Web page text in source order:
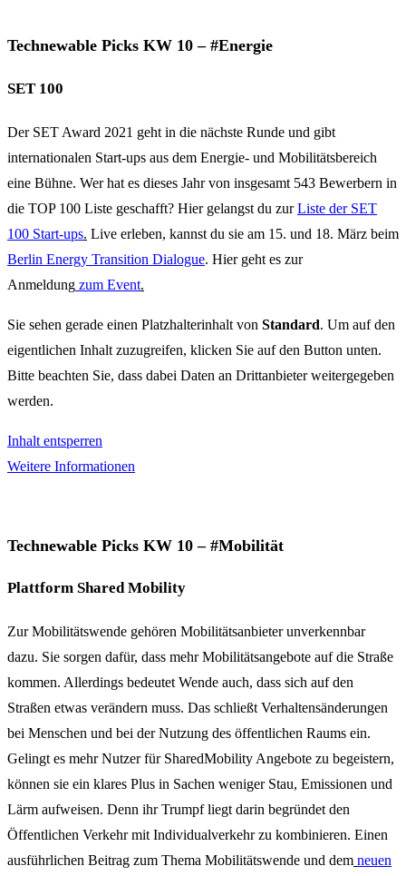
Technewable Picks KW 10 – #Energie
SET 100
Der SET Award 2021 geht in die nächste Runde und gibt
internationalen Start-ups aus dem Energie- und Mobilitätsbereich
eine Bühne. Wer hat es dieses Jahr von insgesamt 543 Bewerbern in
die TOP 100 Liste geschafft? Hier gelangst du zurListe der SET
100 Start-ups. Live erleben, kannst du sie am 15. und 18. März beim
Berlin Energy Transition Dialogue. Hier geht es zur
Anmeldung zum Event.
Sie sehen gerade einen Platzhalterinhalt von Standard. Um auf den
eigentlichen Inhalt zuzugreifen, klicken Sie auf den Button unten.
Bitte beachten Sie, dass dabei Daten an Drittanbieter weitergegeben
werden.
Inhalt entsperren
Weitere Informationen
Technewable Picks KW 10 – #Mobilität
Plattform Shared Mobility
Zur Mobilitätswende gehören Mobilitätsanbieter unverkennbar
dazu. Sie sorgen dafür, dass mehr Mobilitätsangebote auf die Straße
kommen. Allerdings bedeutet Wende auch, dass sich auf den
Straßen etwas verändern muss. Das schließt Verhaltensänderungen
bei Menschen und bei der Nutzung des öffentlichen Raums ein.
Gelingt es mehr Nutzer für SharedMobility Angebote zu begeistern,
können sie ein klares Plus in Sachen weniger Stau, Emissionen und
Lärm aufweisen. Denn ihr Trumpf liegt darin begründet den
Öffentlichen Verkehr mit Individualverkehr zu kombinieren. Einen
ausführlichen Beitrag zum Thema Mobilitätswende und dem neuen